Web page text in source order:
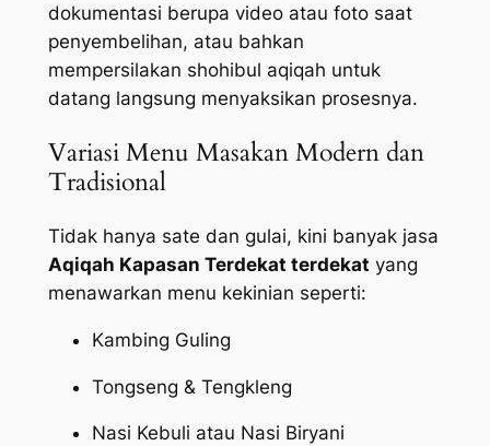
dokumentasi berupa video atau foto saat
penyembelihan, atau bahkan
mempersilakan shohibul aqiqah untuk
datang langsung menyaksikan prosesnya.
Variasi Menu Masakan Modern dan
Tradisional
Tidak hanya sate dan gulai, kini banyak jasa
Aqiqah Kapasan Terdekat terdekat yang
menawarkan menu kekinian seperti:
Kambing Guling
Tongseng & Tengkleng
Nasi Kebuli atau Nasi Biryani